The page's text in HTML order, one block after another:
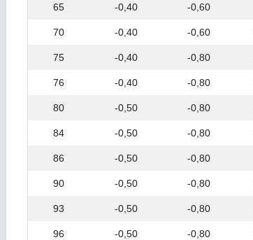
65 -0,40 -0,60
70 -0,40 -0,60
75 -0,40 -0,80
76 -0,40 -0,80
80 -0,50 -0,80
84 -0,50 -0,80
86 -0,50 -0,80
90 -0,50 -0,80
93 -0,50 -0,80
96 -0,50 -0,80